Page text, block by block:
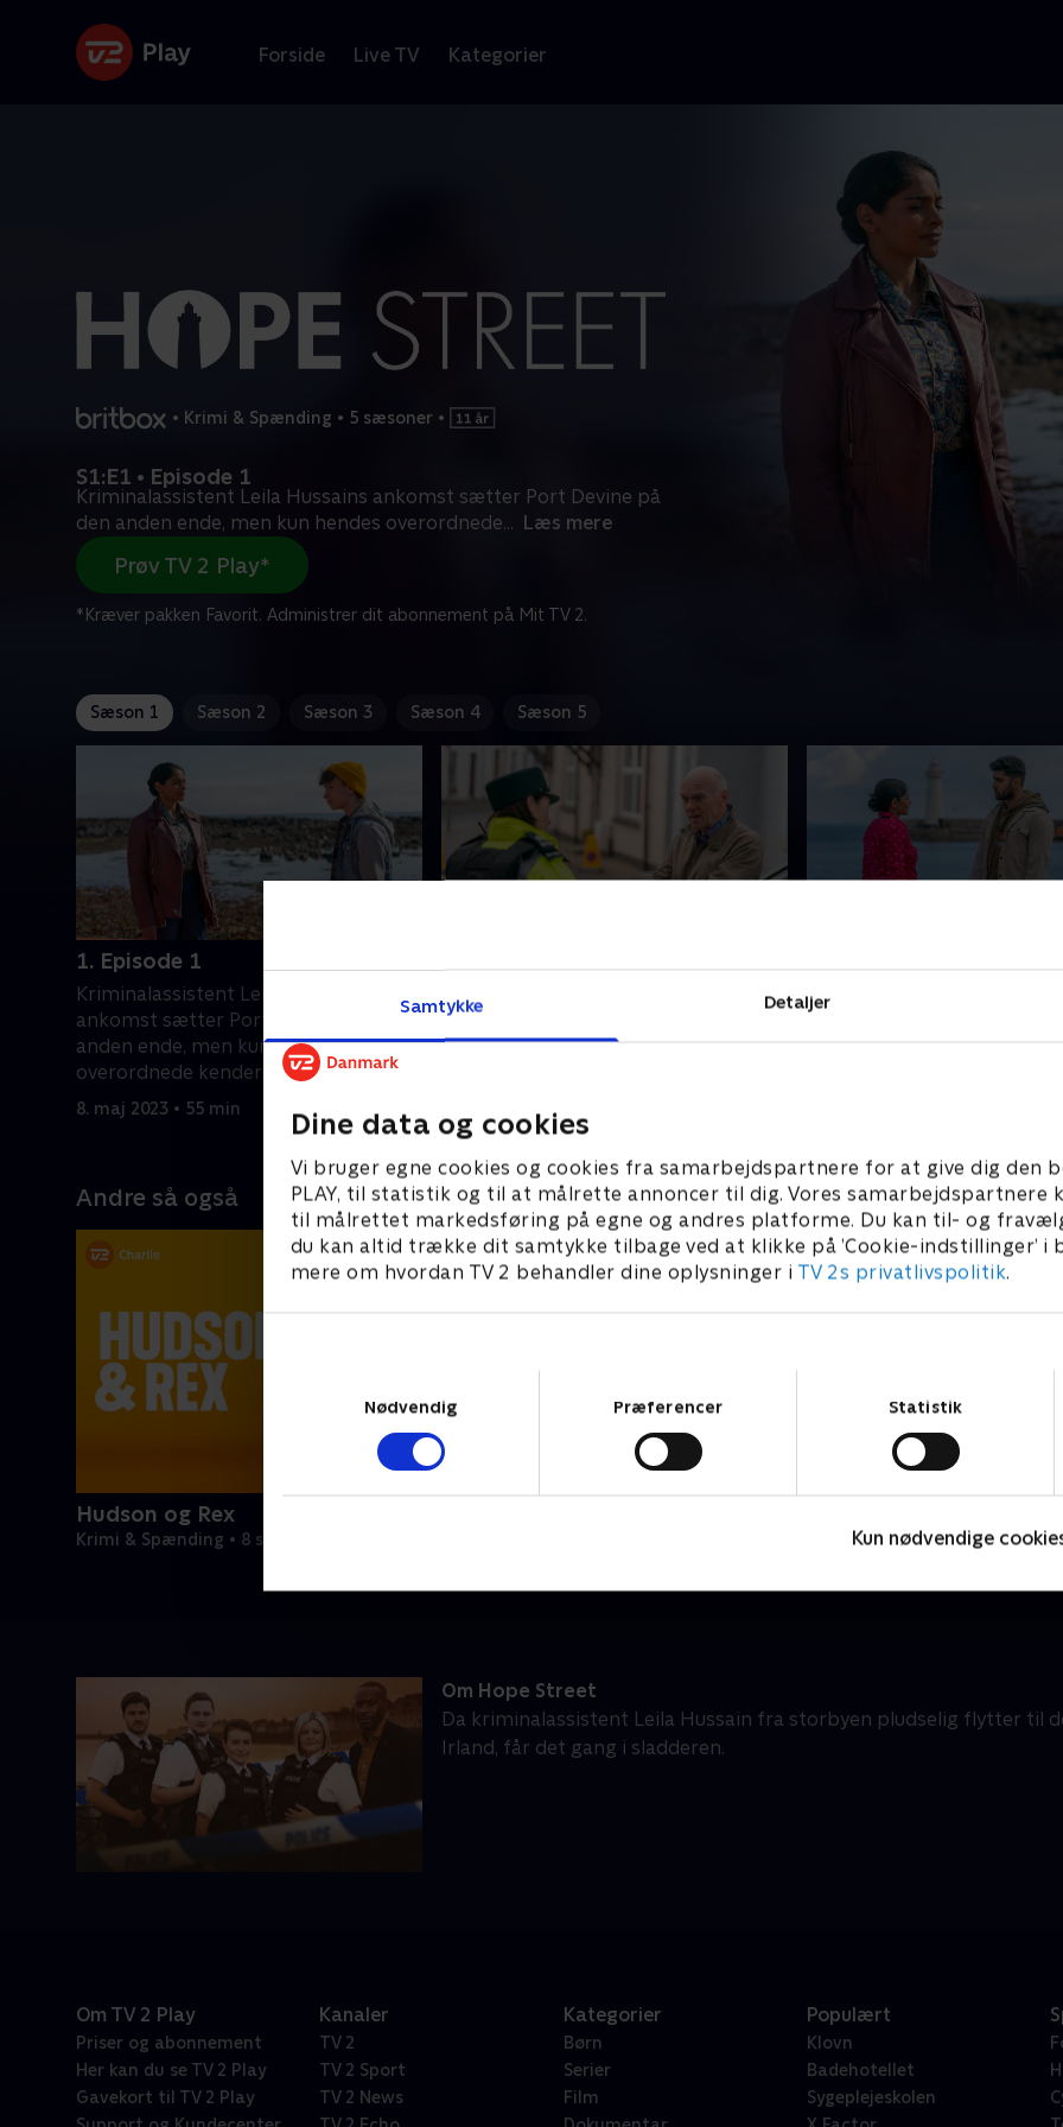
Samtykke Detaljer
Dine data og cookies
Vi bruger egne cookies og cookies fra samarbejdspartnere for at give dig den
PLAY, til statistik og til at målrette annoncer til dig. Vores samarbejdspartnere
til målrettet markedsføring på egne og andres platforme. Du kan til- og
du kan altid trække dit samtykke tilbage ved at klikke på ’Cookie-indstillinger’ i
mere om hvordan TV 2 behandler dine oplysninger i TV 2s privatlivspolitik.
Nødvendig
Præferencer Statistik
Kun nødvendige
Forside Live TV Kategorier
• Krimi & Spænding • 5 sæsoner •
S1:E1 • Episode 1
Kriminalassistent Leila Hussains ankomst sætter Port Devine på
den anden ende, men kun hendes overordnede... Læs mere
Prøv TV 2 Play*
*Kræver pakken Favorit. Administrer dit abonnement på Mit TV 2.
Sæson 1 Sæson 2 Sæson 3 Sæson 4 Sæson 5
1. Episode 1
Kriminalassistent Leila Hussains
ankomst sætter Port Devine på den
anden ende, men kun hendes
overordnede kender den sande årsag
til Leilas forflyttelse.
8. maj 2023 • 55 min
Leila venter på at finde ud af, om
Callum har afsløret hende.
Taxichaufføren Barry påkører en ung
8. maj 2023 • 43 min
Den småforelskede Callum
Andre så også
Hudson og Rex
Krimi & Spænding • 8 sæsoner
Om Hope Street
Da kriminalassistent Leila Hussain fra storbyen pludselig flytter til
Irland, får det gang i sladderen.
Om TV 2 Play
Priser og abonnement
Her kan du se TV 2 Play
Gavekort til TV 2 Play
Kanaler
TV 2
TV 2 Sport
TV 2 News
Kategorier
Børn
Serier
Film
Populært
Klovn
Badehotellet
Sygeplejeskolen